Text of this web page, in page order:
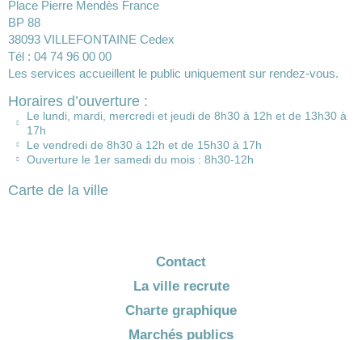
Place Pierre Mendès France
BP 88
38093 VILLEFONTAINE Cedex
Tél : 04 74 96 00 00
Les services accueillent le public uniquement sur rendez-vous.
Horaires d’ouverture :
Le lundi, mardi, mercredi et jeudi de 8h30 à 12h et de 13h30 à
17h
Le vendredi de 8h30 à 12h et de 15h30 à 17h
Ouverture le 1er samedi du mois : 8h30-12h
Carte de la ville
Contact
La ville recrute
Charte graphique
Marchés publics